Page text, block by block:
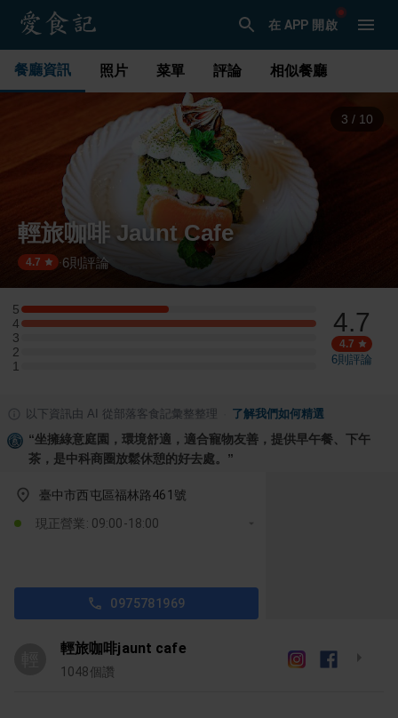
在 APP 開啟
餐廳資訊 照片 菜單 評論 相似餐廳
3 / 10
輕旅咖啡 Jaunt Cafe
4.7 ·6則評論
5
5 星：1 則評論
4
4 星：2 則評論
3
3 星：0 則評論
2
2 星：0 則評論
1
1 星：0 則評論
4.7
4.7
6則評論
以下資訊由 AI 從部落客食記彙整整理 了解我們如何精選
“坐擁綠意庭園，環境舒適，適合寵物友善，提供早午餐、下午
茶，是中科商圈放鬆休憩的好去處。 ”
臺中市西屯區福林路461號
現正營業: 09:00-18:00
0975781969
輕旅咖啡jaunt cafe
1048個讚